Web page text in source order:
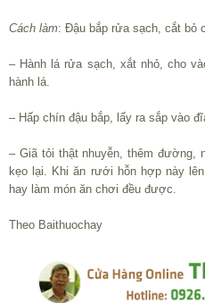
Cách làm: Đậu bắp rửa sạch, cắt bỏ
– Hành lá rửa sạch, xắt nhỏ, cho
hành lá.
– Hấp chín đậu bắp, lấy ra sắp vào
– Giã tỏi thật nhuyễn, thêm đường,
kẹo lại. Khi ăn rưới hỗn hợp này
hay làm món ăn chơi đều được.
Theo Baithuochay